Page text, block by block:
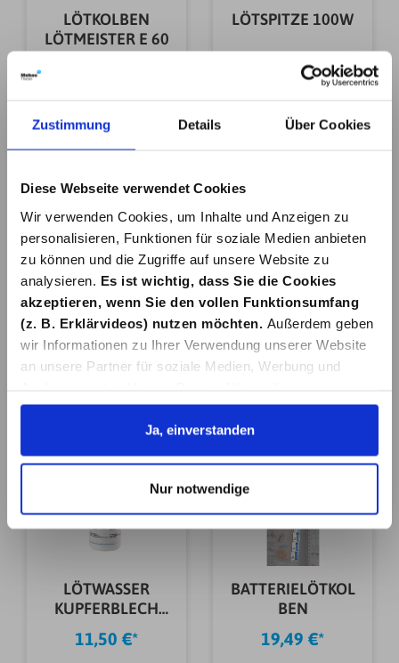
Zustimmung Details Über Cookies
Diese Webseite verwendet Cookies
Wir verwenden Cookies, um Inhalte und Anzeigen zu
personalisieren, Funktionen für soziale Medien anbieten
zu können und die Zugriffe auf unsere Website zu
analysieren. Es ist wichtig, dass Sie die Cookies
akzeptieren, wenn Sie den vollen Funktionsumfang
(z. B. Erklärvideos) nutzen möchten.
Außerdem geben
wir Informationen zu Ihrer Verwendung unserer Website
an unsere Partner für soziale Medien, Werbung und
Informationen möglicherweise mit weiteren Daten
zusammen, die Sie ihnen bereitgestellt haben oder die
sie im Rahmen Ihrer Nutzung der Dienste gesammelt
Datenschutzerklärung. Link zu
unsererDatenschutzerklärung. Link zumImpressum.
Ja, einverstanden
Nur notwendige
LÖTKOLBEN
LÖTMEISTER E 60
Details
LÖTSPITZE 100W
3,59 €*
Details
LÖTSTATION 48
WATT LD 48
70,00 €*
Details
HOCHSILBERHALT.
HARTLOT
CAD.FREI
15,79 €*
Details
LÖTWASSER
KUPFERBLECH
100 G
11,50 €*
BATTERIELÖTKOL
BEN
19,49 €*